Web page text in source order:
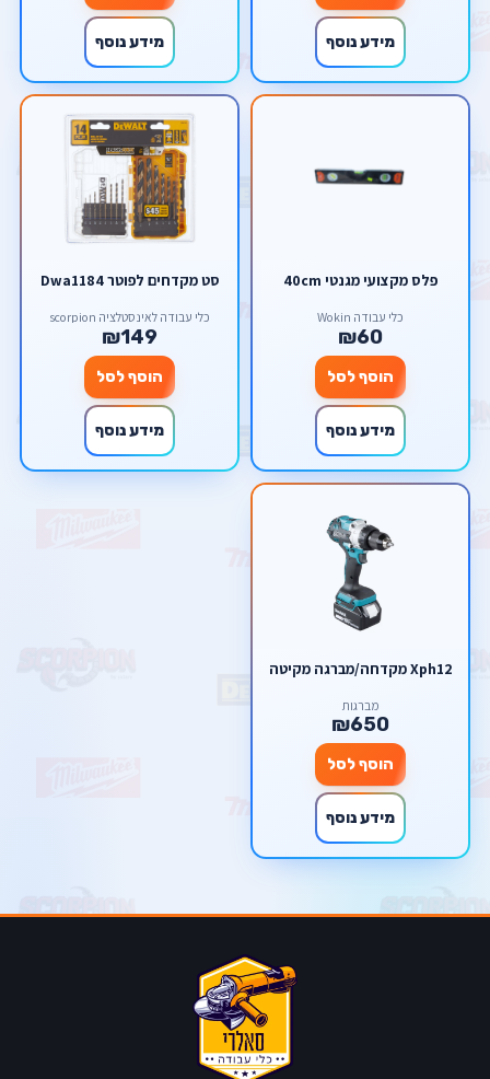
מידע נוסף מידע נוסף
פלס מקצועי מגנטי 40cm
כלי עבודה Wokin
₪60
הוסף לסל
מידע נוסף
סט מקדחים לפוטר Dwa1184
כלי עבודה לאינסטלציה scorpion
₪149
הוסף לסל
מידע נוסף
Xph12 מקדחה/מברגה מקיטה
מברגות
₪650
הוסף לסל
מידע נוסף